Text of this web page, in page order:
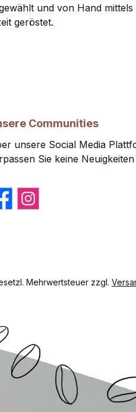
und von Hand mittels
geröstet.
Communities
unsere Social Media
Sie keine
Instagram
Mehrwertsteuer zzgl.